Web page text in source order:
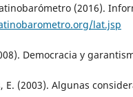
(2016).
lat.jsp
Democracia y
E. (2003). Algunas